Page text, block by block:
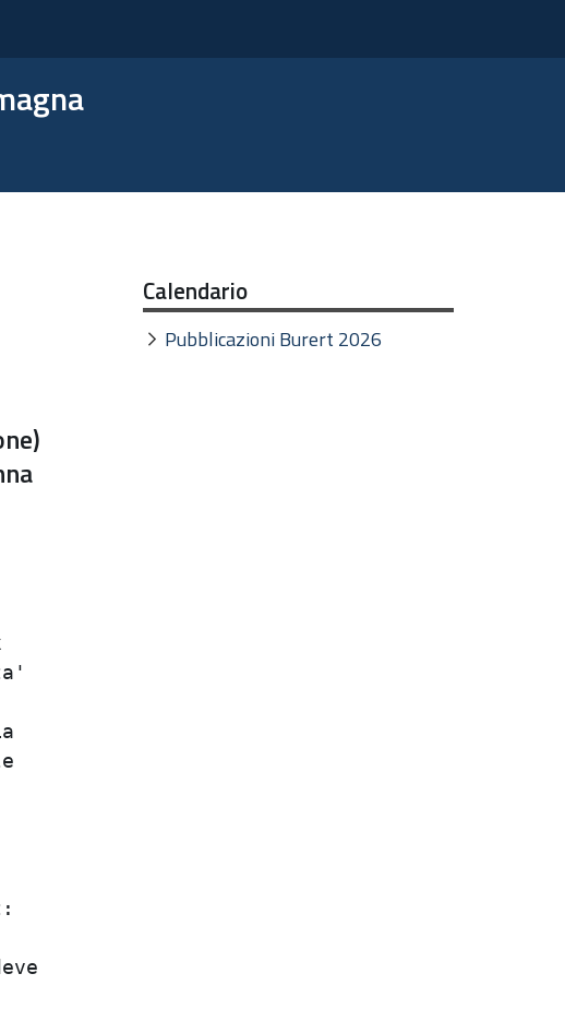
Ravenna -
sulla
n. 827) e
Ravenna,
(ex
proprieta'
corpo. La
2004, alle
n. 1 -
si trova
dal
Internet:
on line.
deve
12 del
modalita'
Calendario
Pubblicazioni Burert 2026